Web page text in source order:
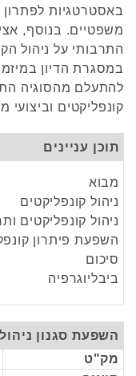
באסטרטגיות לפתרון
משפטיים. בנוסף,
התרבותי על ניהול
במסגרת הדיון
להתעלם מהסוגיה
קונפליקטים וביצועי
תוכן עניינים
מבוא
ניהול קונפליקטים
ניהול קונפליקטים
השפעת פיתרון
סיכום
ביבליוגרפיה
השפעת סגנון
מק"ט